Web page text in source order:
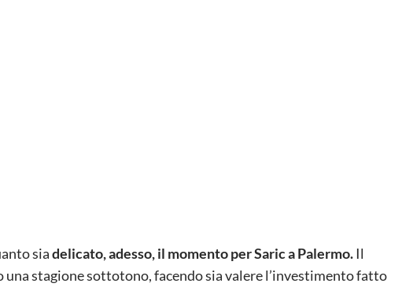
siadelicato, adesso, il momento per Saric a Palermo.Il
stagione sottotono, facendo sia valere l’investimento fatto